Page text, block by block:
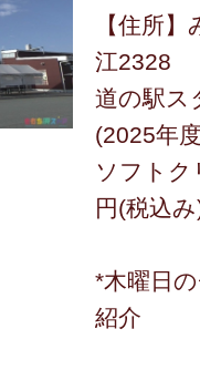
【住所
江2328
道の駅ス
(2025年
ソフトク
円(税込
*木曜日
紹介